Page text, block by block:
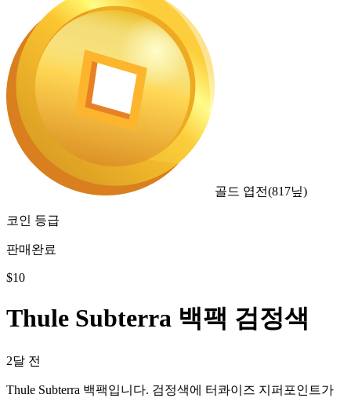
골드 엽전(817닢)
코인 등급
판매완료
$10
Thule Subterra 백팩 검정색
2달 전
Thule Subterra 백팩입니다. 검정색에 터콰이즈 지퍼포인트가